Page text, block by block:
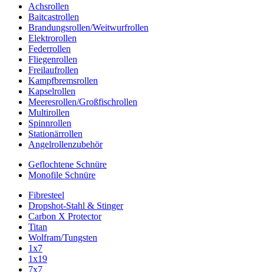
Achsrollen
Baitcastrollen
Brandungsrollen/Weitwurfrollen
Elektrorollen
Federrollen
Fliegenrollen
Freilaufrollen
Kampfbremsrollen
Kapselrollen
Meeresrollen/Großfischrollen
Multirollen
Spinnrollen
Stationärrollen
Angelrollenzubehör
Geflochtene Schnüre
Monofile Schnüre
Fibresteel
Dropshot-Stahl & Stinger
Carbon X Protector
Titan
Wolfram/Tungsten
1x7
1x19
7x7